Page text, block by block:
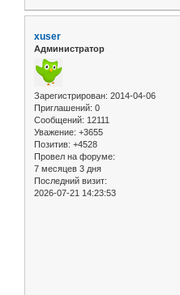
xuser
Администратор
Зарегистрирован: 2014-04-06
Приглашений: 0
Сообщений: 12111
Уважение: +3655
Позитив: +4528
Провел на форуме:
7 месяцев 3 дня
Последний визит:
2026-07-21 14:23:53